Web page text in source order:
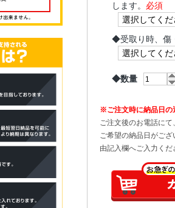
します。 必須
◆受取り時、傷
◆数量
※ご注文時に納品日
ご注文後のお電話にて
ご希望の納品日がご
由記入欄へご入力くだ